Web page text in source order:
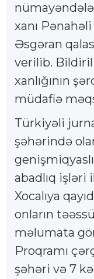
xanı
Əsgəran
verilib.
xanlığının
müdafiə
Türkiyəli
şəhərində
abadlıq işləri
Xocalıya
onların
məlumata
Proqramı
şəhəri və 7